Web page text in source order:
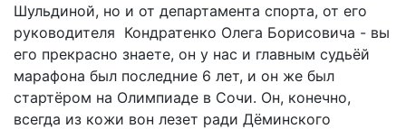
Шульдиной, но и от департамента спорта, от его
руководителя Кондратенко Олега Борисовича - вы
его прекрасно знаете, он у нас и главным судьёй
марафона был последние 6 лет, и он же был
стартёром на Олимпиаде в Сочи. Он, конечно,
всегда из кожи вон лезет ради Дёминского